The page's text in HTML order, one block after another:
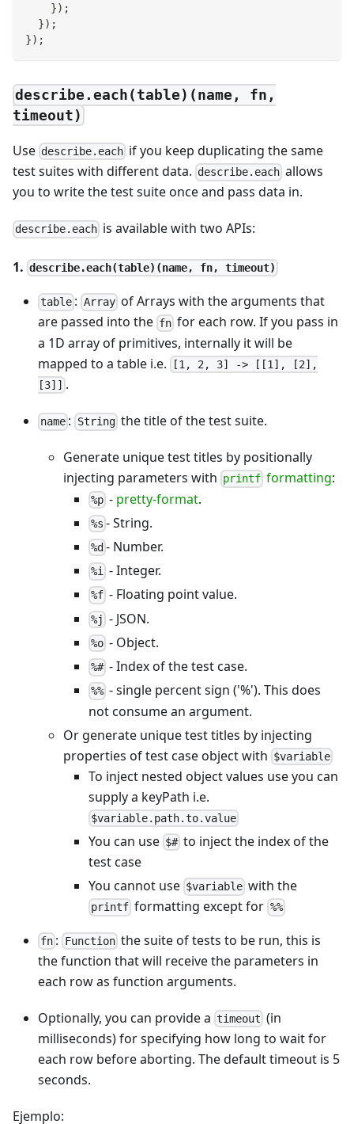
}) ;
}) ;
}) ;
describe.each(table)(name, fn,
timeout)
Use describe.each if you keep duplicating the same
test suites with different data. describe.each allows
you to write the test suite once and pass data in.
describe.each is available with two APIs:
1. describe.each(table)(name, fn, timeout)
table : Arrayof Arrays with the arguments that
are passed into the fn for each row. If you pass in
a 1D array of primitives, internally it will be
mapped to a table i.e.
[1, 2, 3] -> [[1], [2],
[3]] .
name : Stringthe title of the test suite.
Generate unique test titles by positionally
injecting parameters with printf formatting:
%p - pretty-format.
%s - String.
%d - Number.
%i - Integer.
%f - Floating point value.
%j - JSON.
%o - Object.
%# - Index of the test case.
%% - single percent sign ('%'). This does
not consume an argument.
Or generate unique test titles by injecting
properties of test case object with $variable
To inject nested object values use you can
supply a keyPath i.e.
$variable.path.to.value
You can use $# to inject the index of the
test case
You cannot use $variable with the
printf formatting except for %%
fn : Functionthe suite of tests to be run, this is
the function that will receive the parameters in
each row as function arguments.
Optionally, you can provide a timeout (in
milliseconds) for specifying how long to wait for
each row before aborting. The default timeout is 5
seconds.
Ejemplo: